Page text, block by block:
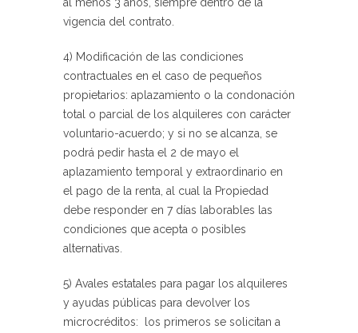
al menos 3 años, siempre dentro de la
vigencia del contrato.
4) Modificación de las condiciones
contractuales en el caso de pequeños
propietarios: aplazamiento o la condonación
total o parcial de los alquileres con carácter
voluntario-acuerdo; y si no se alcanza, se
podrá pedir hasta el 2 de mayo el
aplazamiento temporal y extraordinario en
el pago de la renta, al cual la Propiedad
debe responder en 7 días laborables las
condiciones que acepta o posibles
alternativas.
5) Avales estatales para pagar los alquileres
y ayudas públicas para devolver los
microcréditos:
los primeros se solicitan a